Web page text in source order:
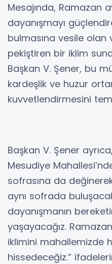
Mesajında, Ramazan
dayanışmayı
bulmasına vesile
pekiştiren bir iklim
Başkan V. Şener, bu
kardeşlik ve huzur
kuvvetlendirmesini
Başkan V. Şener
Mesudiye
sofrasına da
aynı sofrada
dayanışmanın
yaşayacağız.
iklimini mahallemizde
hissedeceğiz.”